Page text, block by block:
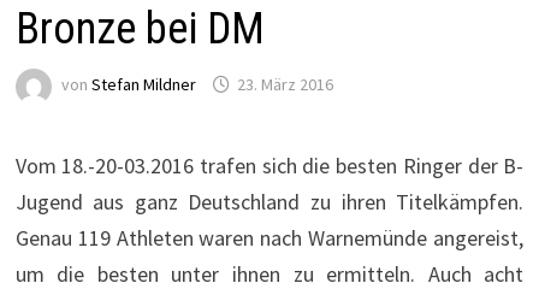
Bronze bei DM
von Stefan Mildner 23. März 2016
Vom 18.-20-03.2016 trafen sich die besten Ringer der B-
Jugend aus ganz Deutschland zu ihren Titelkämpfen.
Genau 119 Athleten waren nach Warnemünde angereist,
um die besten unter ihnen zu ermitteln. Auch acht